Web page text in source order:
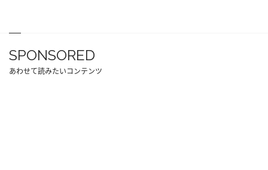
SPONSORED
あわせて読みたいコンテンツ